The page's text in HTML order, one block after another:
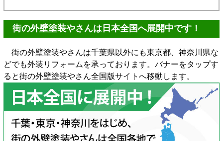
街の外壁塗装やさんは日本全国へ展開中です！
街の外壁塗装やさんは千葉県以外にも東京都、神奈川県な
どでも外装リフォームを承っております。バナーをタップす
ると街の外壁塗装やさん全国版サイトへ移動します。